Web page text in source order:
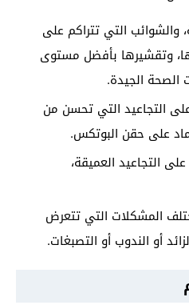
والشوائب التي تتراكم على
وتقشيرها بأفضل مستوى
الصحة الجيدة.
التجاعيد التي تحسن من
على حقن البوتكس.
التجاعيد العميقة،
المشكلات التي تتعرض
أو الندوب أو التصبغات.